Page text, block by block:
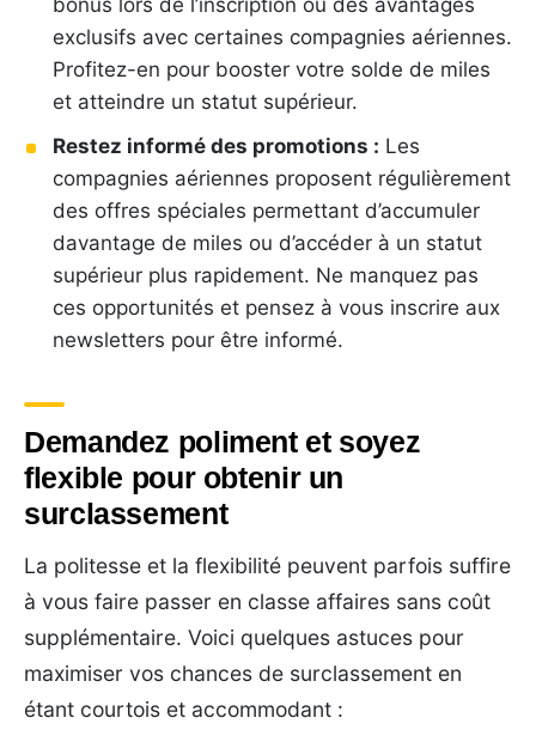
exclusifs avec certaines compagnies aériennes.
Profitez-en pour booster votre solde de miles
et atteindre un statut supérieur.
Restez informé des promotions : Les
compagnies aériennes proposent régulièrement
des offres spéciales permettant d’accumuler
davantage de miles ou d’accéder à un statut
supérieur plus rapidement. Ne manquez pas
ces opportunités et pensez à vous inscrire aux
newsletters pour être informé.
Demandez poliment et soyez
flexible pour obtenir un
surclassement
La politesse et la flexibilité peuvent parfois suffire
à vous faire passer en classe affaires sans coût
supplémentaire. Voici quelques astuces pour
maximiser vos chances de surclassement en
étant courtois et accommodant :